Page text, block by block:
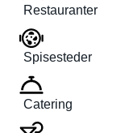
Restauranter
Spisesteder
Catering